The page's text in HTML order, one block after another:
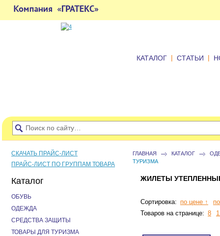
КАТАЛОГ | СТАТЬИ |
ГЛАВНАЯ КАТАЛОГ
ТУРИЗМА
ЖИЛЕТЫ
Сортировка: по цене ↑
Товаров на странице: 8
СКАЧАТЬ ПРАЙС-ЛИСТ
ПРАЙС-ЛИСТ ПО ГРУППАМ ТОВАРА
Каталог
ОБУВЬ
ОДЕЖДА
СРЕДСТВА ЗАЩИТЫ
ТОВАРЫ ДЛЯ ТУРИЗМА